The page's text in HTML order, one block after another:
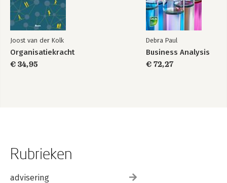
Joost van der Kolk
Organisatiekracht
€ 34,95
Debra Paul
Business Analysis
€ 72,27
Rubrieken
advisering